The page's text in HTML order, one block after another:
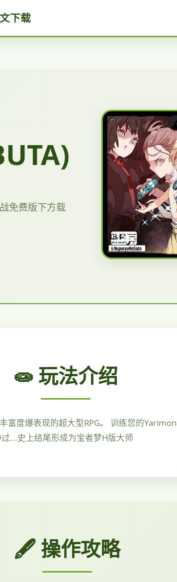
下载
免费版下方载
🧫 玩法介绍
度爆表现的超大型RPG。 训练您的
...史上结尾形成为宝者梦H版大师
🖋️ 操作攻略